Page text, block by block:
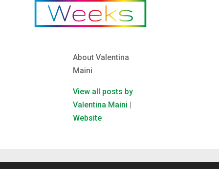
About Valentina
Maini
View all posts by
Valentina Maini |
Website